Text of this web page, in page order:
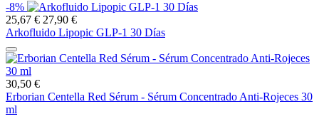
-8%
25,67 € 27,90 €
Arkofluido Lipopic GLP-1 30 Días
30,50 €
Erborian Centella Red Sérum - Sérum Concentrado Anti-Rojeces 30
ml